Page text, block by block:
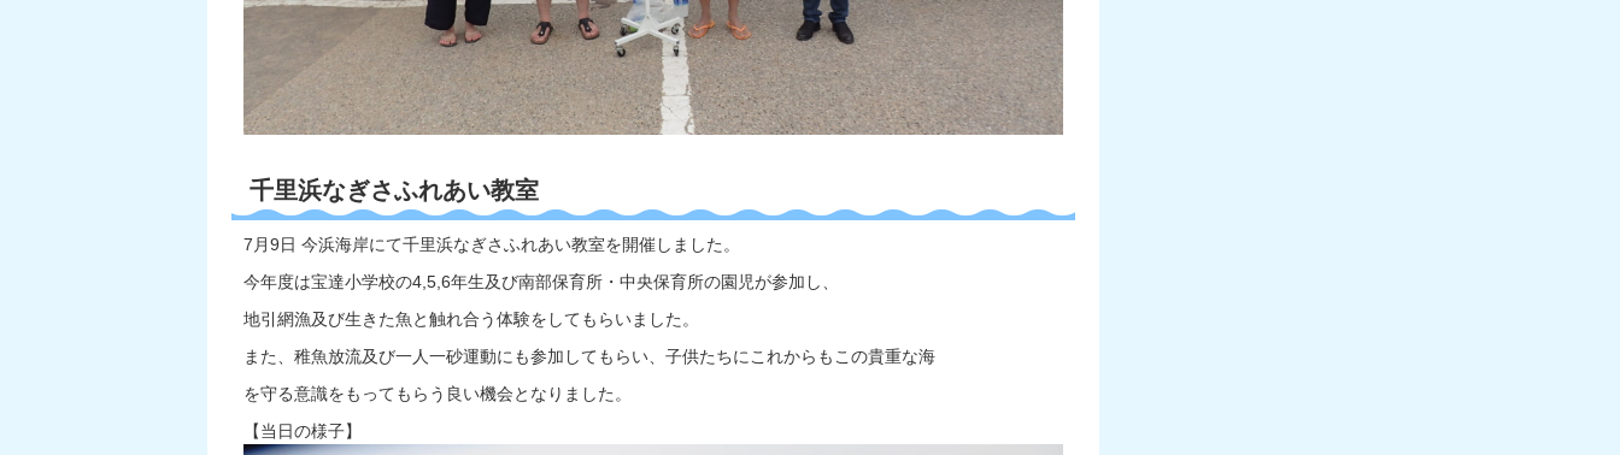
千里浜なぎさふれあい教室
7月9日 今浜海岸にて千里浜なぎさふれあい教室を開催しました。
今年度は宝達小学校の4,5,6年生及び南部保育所・中央保育所の園児が参加し、
地引網漁及び生きた魚と触れ合う体験をしてもらいました。
また、稚魚放流及び一人一砂運動にも参加してもらい、子供たちにこれからもこの貴重な海
を守る意識をもってもらう良い機会となりました。
【当日の様子】